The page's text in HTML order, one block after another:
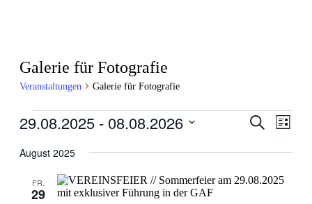
Galerie für Fotografie
Veranstaltungen Galerie für Fotografie
Veranstaltungen
und
Suche
Liste
29.08.2025 - 08.08.2026
wählen.
August 2025
FR.
29